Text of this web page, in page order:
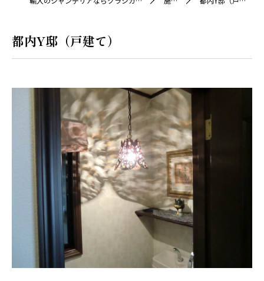
都内Y邸（戸建て）